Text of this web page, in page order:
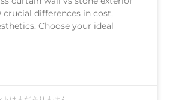
crucial differences in cost,
Choose your ideal